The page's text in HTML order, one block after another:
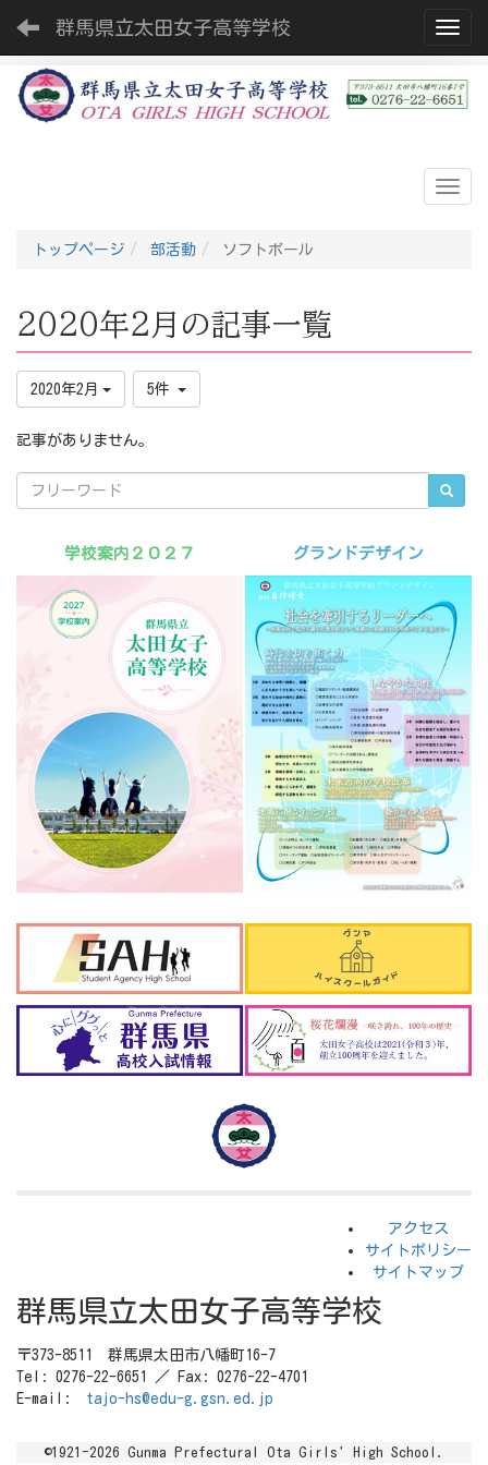
群馬県立太田女子高等学校
トップページ 部活動 ソフトボール
2020年2月の記事一覧
2020年2月 5件
記事がありません。
学校案内２０２７ グランドデザイン
アクセス
サイトポリシー
サイトマップ
群馬県立太田女子高等学校
〒373-8511 群馬県太田市八幡町16-7
Tel: 0276-22-6651 ／ Fax: 0276-22-4701
E-mail: tajo-hs@edu-g.gsn.ed.jp
©1921-2026 Gunma Prefectural Ota Girls' High School.